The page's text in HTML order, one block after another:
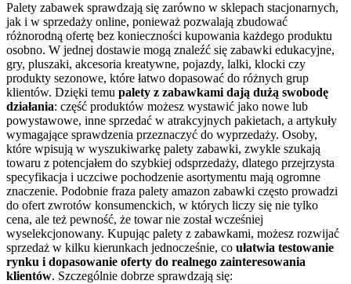
Palety zabawek sprawdzają się zarówno w sklepach stacjonarnych,
jak i w sprzedaży online, ponieważ pozwalają zbudować
różnorodną ofertę bez konieczności kupowania każdego produktu
osobno. W jednej dostawie mogą znaleźć się zabawki edukacyjne,
gry, pluszaki, akcesoria kreatywne, pojazdy, lalki, klocki czy
produkty sezonowe, które łatwo dopasować do różnych grup
klientów. Dzięki temu palety z zabawkami dają dużą swobodę
działania: część produktów możesz wystawić jako nowe lub
powystawowe, inne sprzedać w atrakcyjnych pakietach, a artykuły
wymagające sprawdzenia przeznaczyć do wyprzedaży. Osoby,
które wpisują w wyszukiwarkę palety zabawki, zwykle szukają
towaru z potencjałem do szybkiej odsprzedaży, dlatego przejrzysta
specyfikacja i uczciwe pochodzenie asortymentu mają ogromne
znaczenie. Podobnie fraza palety amazon zabawki często prowadzi
do ofert zwrotów konsumenckich, w których liczy się nie tylko
cena, ale też pewność, że towar nie został wcześniej
wyselekcjonowany. Kupując palety z zabawkami, możesz rozwijać
sprzedaż w kilku kierunkach jednocześnie, co ułatwia testowanie
rynku i dopasowanie oferty do realnego zainteresowania
klientów. Szczególnie dobrze sprawdzają się: